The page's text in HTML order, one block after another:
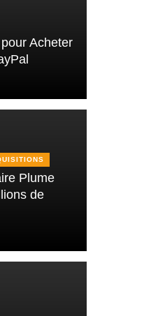
Acheter
Plume
de